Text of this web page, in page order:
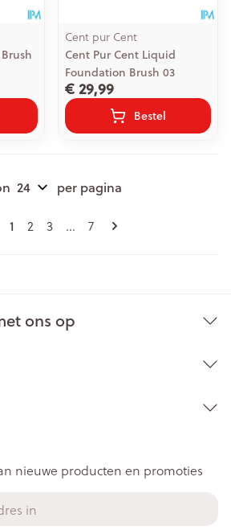
Cent pur Cent
Cent Pur Cent Liquid
Foundation Brush 03
€ 29,99
Bestel
Pagina's
U lees momenteel pagina
1 Pagina
2 Pagina
3 ... Pagina
7
per pagina
ons op
nieuwe producten en promoties